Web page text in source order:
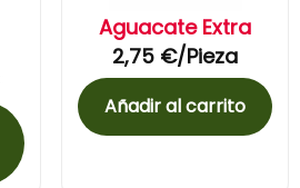
Aguacate Extra
2,75 €/Pieza
Añadir al carrito